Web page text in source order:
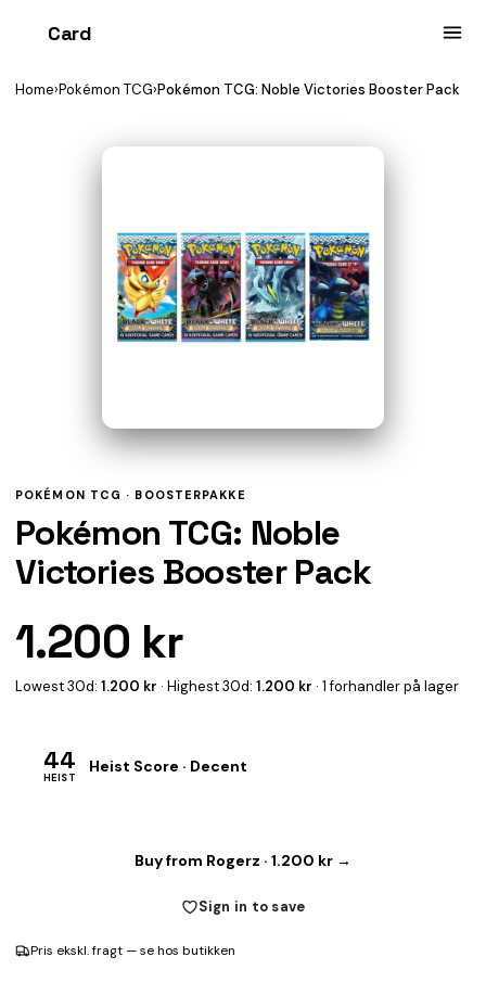
Card
Home›Pokémon TCG›Pokémon TCG: Noble Victories Booster Pack
POKÉMON TCG · BOOSTERPAKKE
Pokémon TCG: Noble
Victories Booster Pack
1.200 kr
Lowest 30d: 1.200 kr · Highest 30d: 1.200 kr · 1 forhandler på lager
44
HEIST
Heist Score · Decent
Buy from Rogerz · 1.200 kr →
Sign in to save
Pris ekskl. fragt — se hos butikken